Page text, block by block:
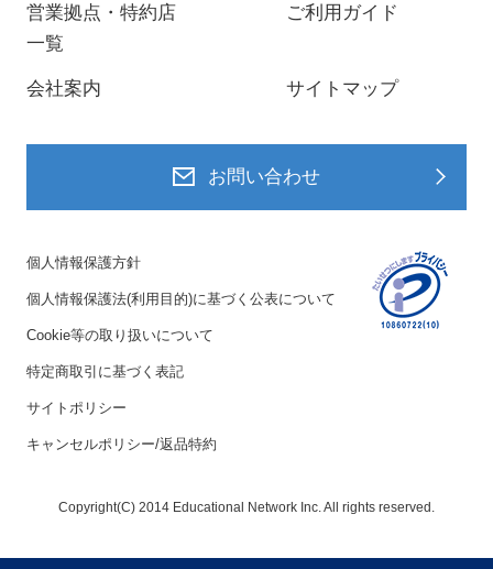
営業拠点・特約店
一覧
ご利用ガイド
会社案内 サイトマップ
お問い合わせ
個人情報保護方針
個人情報保護法(利用目的)に基づく公表について
Cookie等の取り扱いについて
特定商取引に基づく表記
サイトポリシー
キャンセルポリシー/返品特約
Copyright(C) 2014 Educational Network Inc. All rights reserved.